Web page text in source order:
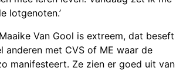
lotgenoten.’
Van Gool is extreem, dat beseft
anderen met CVS of ME waar de
manifesteert. Ze zien er goed uit van